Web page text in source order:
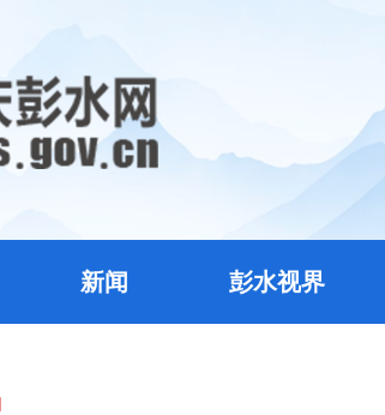
新闻 彭水视界